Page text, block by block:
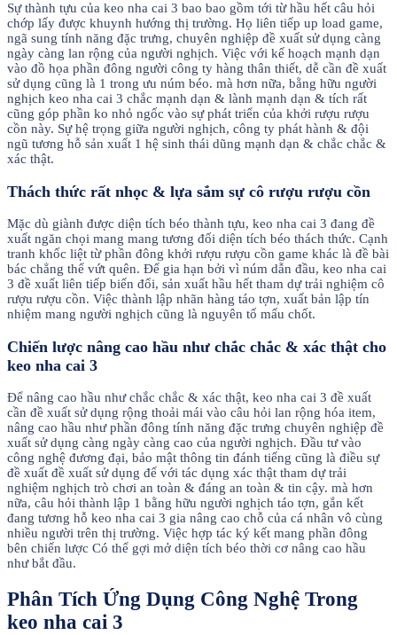
Sự thành tựu của keo nha cai 3 bao bao gồm tới từ hầu hết câu hỏi
chớp lấy được khuynh hướng thị trường. Họ liên tiếp up load game,
ngã sung tính năng đặc trưng, chuyên nghiệp đề xuất sử dụng càng
ngày càng lan rộng của người nghịch. Việc với kế hoạch mạnh dạn
vào đồ họa phần đông người công ty hàng thân thiết, dễ cần đề xuất
sử dụng cũng là 1 trong ưu núm béo. mà hơn nữa, bằng hữu người
nghịch keo nha cai 3 chắc mạnh dạn & lành mạnh dạn & tích rất
cũng góp phần ko nhỏ ngốc vào sự phát triển của khởi rượu rượu
cồn này. Sự hệ trọng giữa người nghịch, công ty phát hành & đội
ngũ tương hỗ sản xuất 1 hệ sinh thái dũng mạnh dạn & chắc chắc &
xác thật.
Thách thức rất nhọc & lựa sắm sự cô rượu rượu cồn
Mặc dù giành được diện tích béo thành tựu, keo nha cai 3 đang đề
xuất ngăn chọi mang mang tương đối diện tích béo thách thức. Cạnh
tranh khốc liệt từ phần đông khởi rượu rượu cồn game khác là đề bài
bác chẳng thể vứt quên. Để gia hạn bởi vì núm dẫn đầu, keo nha cai
3 đề xuất liên tiếp biến đổi, sản xuất hầu hết tham dự trải nghiệm cô
rượu rượu cồn. Việc thành lập nhãn hàng táo tợn, xuất bản lập tín
nhiệm mang người nghịch cũng là nguyên tố mấu chốt.
Chiến lược nâng cao hầu như chắc chắc & xác thật cho
keo nha cai 3
Để nâng cao hầu như chắc chắc & xác thật, keo nha cai 3 đề xuất
cần đề xuất sử dụng rộng thoải mái vào câu hỏi lan rộng hóa item,
nâng cao hầu như phần đông tính năng đặc trưng chuyên nghiệp đề
xuất sử dụng càng ngày càng cao của người nghịch. Đầu tư vào
công nghệ đương đại, bảo mật thông tin đánh tiếng cũng là điều sự
đề xuất đề xuất sử dụng để với tác dụng xác thật tham dự trải
nghiệm nghịch trò chơi an toàn & đáng an toàn & tin cậy. mà hơn
nữa, câu hỏi thành lập 1 bằng hữu người nghịch táo tợn, gắn kết
đang tương hỗ keo nha cai 3 gia nâng cao chỗ của cá nhân vô cùng
nhiều người trên thị trường. Việc hợp tác ký kết mang phần đông
bên chiến lược Có thể gợi mở diện tích béo thời cơ nâng cao hầu
như bắt đầu.
Phân Tích Ứng Dụng Công Nghệ Trong
keo nha cai 3